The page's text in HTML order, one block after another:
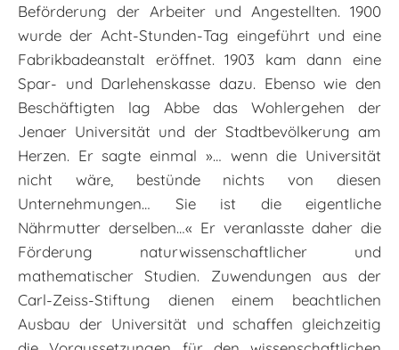
Beförderung der Arbeiter und Angestellten. 1900
wurde der Acht-Stunden-Tag eingeführt und eine
Fabrikbadeanstalt eröffnet. 1903 kam dann eine
Spar- und Darlehenskasse dazu. Ebenso wie den
Beschäftigten lag Abbe das Wohlergehen der
Jenaer Universität und der Stadtbevölkerung am
Herzen. Er sagte einmal »… wenn die Universität
nicht wäre, bestünde nichts von diesen
Unternehmungen… Sie ist die eigentliche
Nährmutter derselben…« Er veranlasste daher die
Förderung naturwissenschaftlicher und
mathematischer Studien. Zuwendungen aus der
Carl-Zeiss-Stiftung dienen einem beachtlichen
Ausbau der Universität und schaffen gleichzeitig